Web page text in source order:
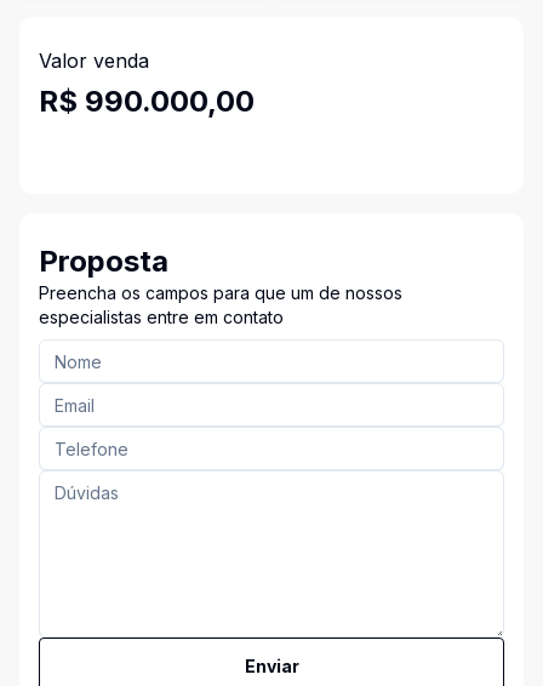
Valor venda
R$ 990.000,00
Proposta
Preencha os campos para que um de nossos
especialistas entre em contato
Enviar